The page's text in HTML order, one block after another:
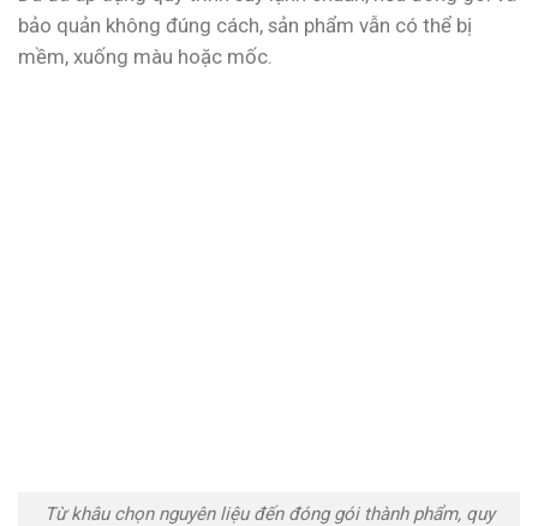
bảo quản không đúng cách, sản phẩm vẫn có thể bị
mềm, xuống màu hoặc mốc.
Từ khâu chọn nguyên liệu đến đóng gói thành phẩm, quy